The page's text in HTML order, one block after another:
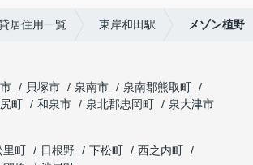
居住用一覧 東岸和田駅 メゾン植野
貝塚市 泉南市
泉南郡熊取町
町 和泉市 泉北郡忠岡町
泉大津市
里町 日根野 下松町
西之内町